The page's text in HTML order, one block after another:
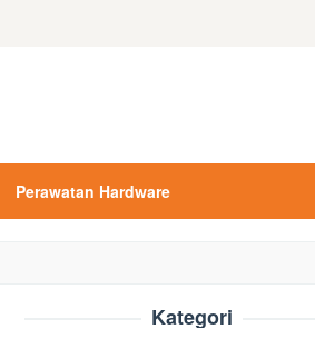
Perawatan Hardware
Kategori